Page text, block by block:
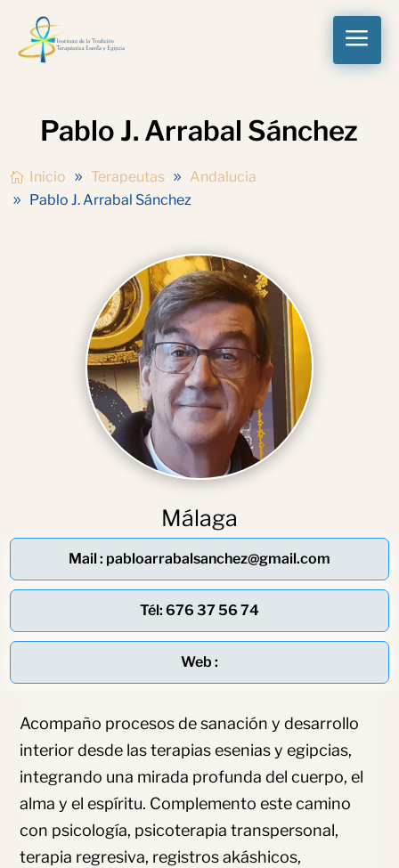
a
Pablo J. Arrabal Sánchez
Inicio Terapeutas
Andalucia
Pablo J. Arrabal Sánchez
Málaga
Mail : pabloarrabalsanchez@gmail.com
Tél: 676 37 56 74
Web :
Acompaño procesos de sanación y desarrollo
interior desde las terapias esenias y egipcias,
integrando una mirada profunda del cuerpo, el
alma y el espíritu. Complemento este camino
con psicología, psicoterapia transpersonal,
terapia regresiva, registros akáshicos,